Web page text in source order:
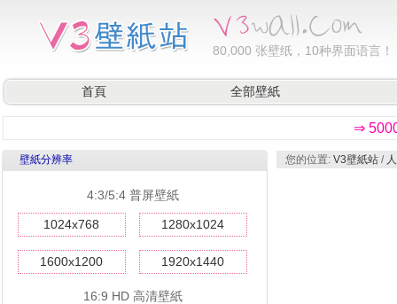
80,000 张壁纸，10种界面语言！
首頁 全部壁紙
⇒
壁紙分辨率
4:3/5:4 普屏壁紙
1024x768 1280x1024
1600x1200 1920x1440
16:9 HD 高清壁紙
您的位置: V3壁紙站 /